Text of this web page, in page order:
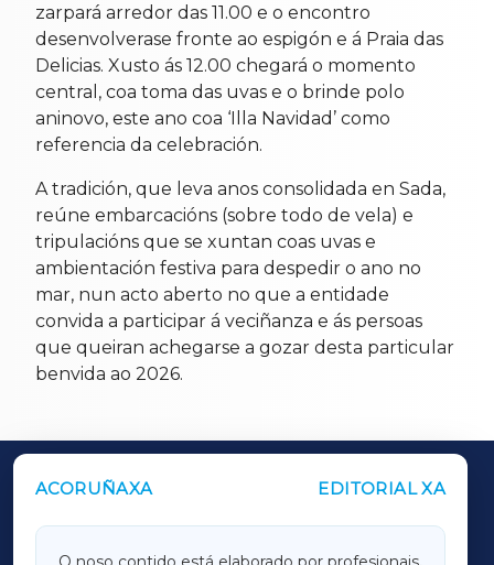
zarpará arredor das 11.00 e o encontro
desenvolverase fronte ao espigón e á Praia das
Delicias. Xusto ás 12.00 chegará o momento
central, coa toma das uvas e o brinde polo
aninovo, este ano coa ‘Illa Navidad’ como
referencia da celebración.
A tradición, que leva anos consolidada en Sada,
reúne embarcacións (sobre todo de vela) e
tripulacións que se xuntan coas uvas e
ambientación festiva para despedir o ano no
mar, nun acto aberto no que a entidade
convida a participar á veciñanza e ás persoas
que queiran achegarse a gozar desta particular
benvida ao 2026.
ACORUÑAXA EDITORIAL XA
OUTROS PERIÓDICOS